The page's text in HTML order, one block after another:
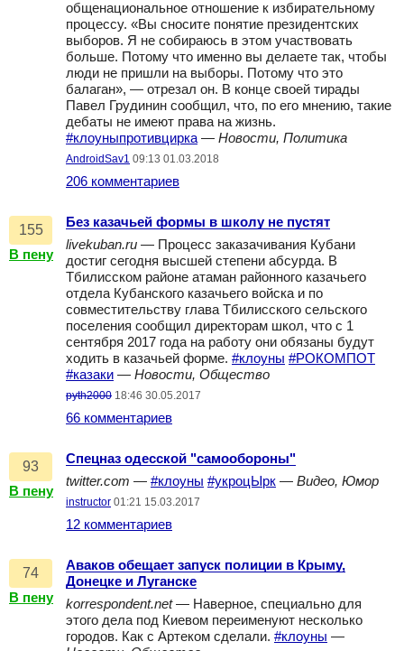
общенациональное отношение к избирательному
процессу. «Вы сносите понятие президентских
выборов. Я не собираюсь в этом участвовать
больше. Потому что именно вы делаете так, чтобы
люди не пришли на выборы. Потому что это
балаган», — отрезал он. В конце своей тирады
Павел Грудинин сообщил, что, по его мнению, такие
дебаты не имеют права на жизнь.
#клоуныпротивцирка — Новости, Политика
AndroidSav1 09:13 01.03.2018
206 комментариев
155
В пену
Без казачьей формы в школу не пустят
livekuban.ru — Процесс заказачивания Кубани
достиг сегодня высшей степени абсурда. В
Тбилисском районе атаман районного казачьего
отдела Кубанского казачьего войска и по
совместительству глава Тбилисского сельского
поселения сообщил директорам школ, что с 1
сентября 2017 года на работу они обязаны будут
ходить в казачьей форме. #клоуны #РОКОМПОТ
#казаки — Новости, Общество
pyth2000 18:46 30.05.2017
66 комментариев
93
В пену
Спецназ одесской "самообороны"
twitter.com — #клоуны #укроцЫрк — Видео, Юмор
instructor 01:21 15.03.2017
12 комментариев
74
В пену
Аваков обещает запуск полиции в Крыму,
Донецке и Луганске
korrespondent.net— Наверное, специально для
этого дела под Киевом переименуют несколько
городов. Как с Артеком сделали. #клоуны —